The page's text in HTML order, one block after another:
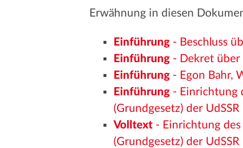
Erwähnung in diesen
Einführung - Beschluss
Einführung - Dekret über
Einführung - Egon Bahr,
Einführung - Einrichtung
(Grundgesetz) der UdSSR
Volltext - Einrichtung des
(Grundgesetz) der UdSSR